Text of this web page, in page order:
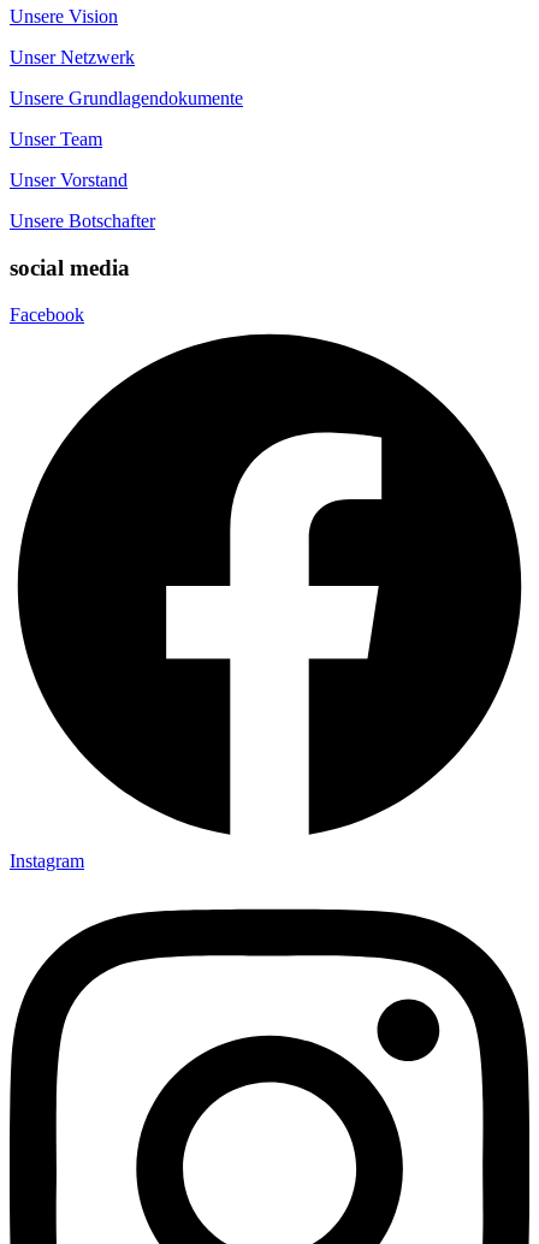
Unsere Vision
Unser Netzwerk
Unsere Grundlagendokumente
Unser Team
Unser Vorstand
Unsere Botschafter
social media
Facebook
Instagram